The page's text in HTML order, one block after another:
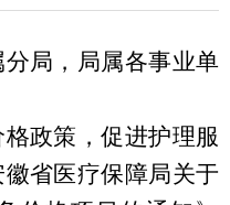
局，局属各事业单
政策，促进护理服
省医疗保障局关于